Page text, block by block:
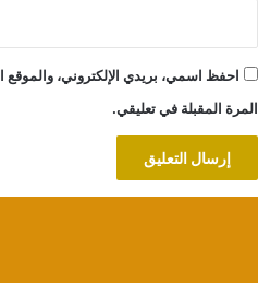
احفظ اسمي، بريدي الإلكتروني، والموقع
المرة المقبلة في تعليقي.